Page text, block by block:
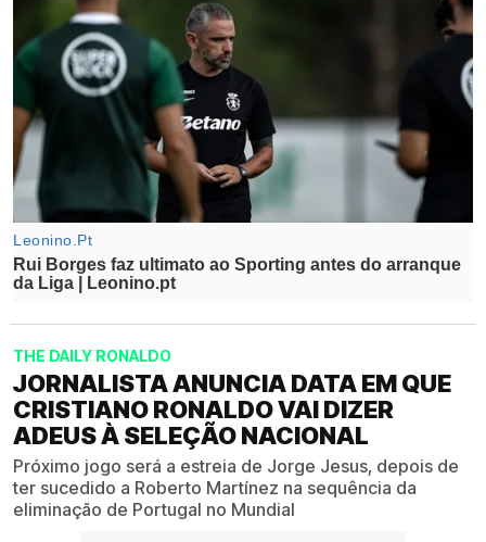
THE DAILY RONALDO
JORNALISTA ANUNCIA DATA EM QUE
CRISTIANO RONALDO VAI DIZER
ADEUS À SELEÇÃO NACIONAL
Próximo jogo será a estreia de Jorge Jesus, depois de
ter sucedido a Roberto Martínez na sequência da
eliminação de Portugal no Mundial